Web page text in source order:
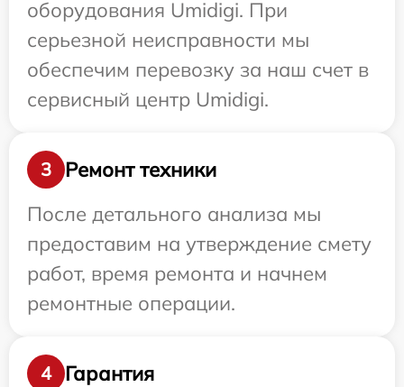
оборудования Umidigi. При
серьезной неисправности мы
обеспечим перевозку за наш счет в
сервисный центр Umidigi.
3
Ремонт техники
После детального анализа мы
предоставим на утверждение смету
работ, время ремонта и начнем
ремонтные операции.
4
Гарантия